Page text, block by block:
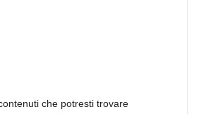
che potresti trovare